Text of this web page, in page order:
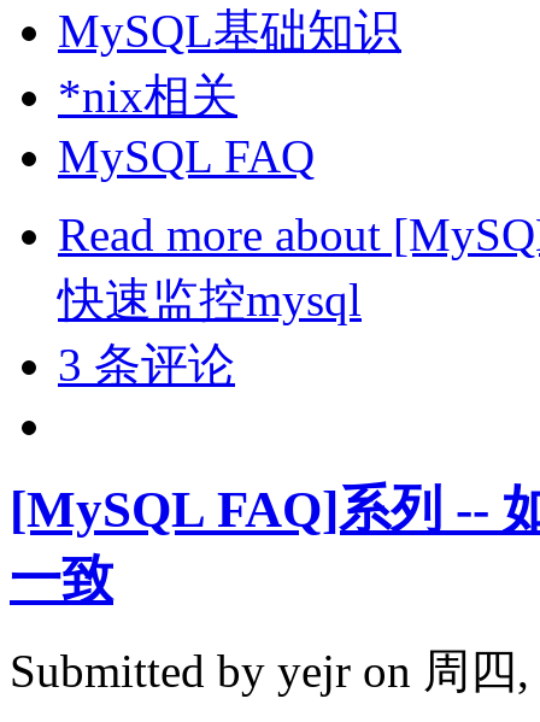
MySQL基础知识
*nix相关
MySQL FAQ
Read more about
快速监控mysql
3 条评论
[MySQL FAQ]系列 --
一致
Submitted by yejr on 周四,